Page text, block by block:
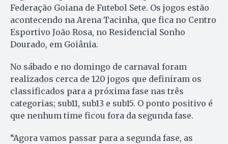
Federação Goiana de Futebol Sete. Os jogos estão
acontecendo na Arena Tacinha, que fica no Centro
Esportivo João Rosa, no Residencial Sonho
Dourado, em Goiânia.
No sábado e no domingo de carnaval foram
realizados cerca de 120 jogos que definiram os
classificados para a próxima fase nas três
categorias; sub11, sub13 e sub15. O ponto positivo é
que nenhum time ficou fora da segunda fase.
“Agora vamos passar para a segunda fase, as